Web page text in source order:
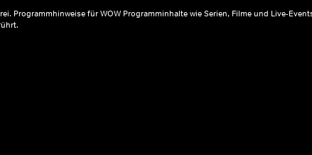
Programmhinweise für WOW Programminhalte wie Serien, Filme und Live-